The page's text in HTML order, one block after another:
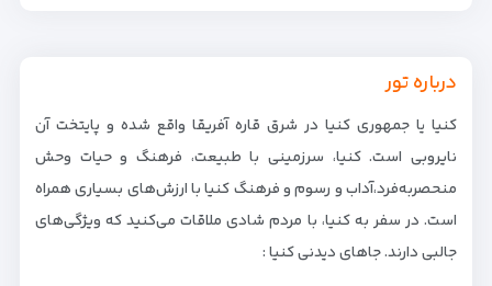
درباره تور
کنیا یا جمهوری کنیا در شرق قاره آفریقا واقع شده و پایتخت آن
نایروبی است. کنیا، سرزمینی با طبیعت، فرهنگ و حیات‌ وحش
منحصر‌به‌فرد،آداب و رسوم و فرهنگ کنیا با ارزش‌های بسیاری همراه
است. در سفر به کنیا، با مردم شادی ملاقات می‌کنید که ویژگی‌های
جالبی دارند. جاهای دیدنی کنیا :